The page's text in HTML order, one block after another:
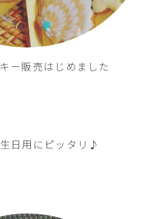
ー販売はじめました
日用にピッタリ♪